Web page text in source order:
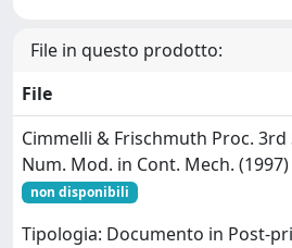
File in questo prodotto:
File
Cimmelli & Frischmuth Proc.
Num. Mod. in Cont. Mech.
non disponibili
Tipologia: Documento in Post-